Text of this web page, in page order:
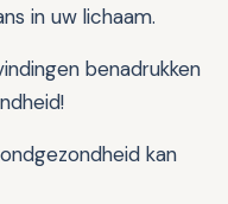
in uw lichaam.
benadrukken
kan